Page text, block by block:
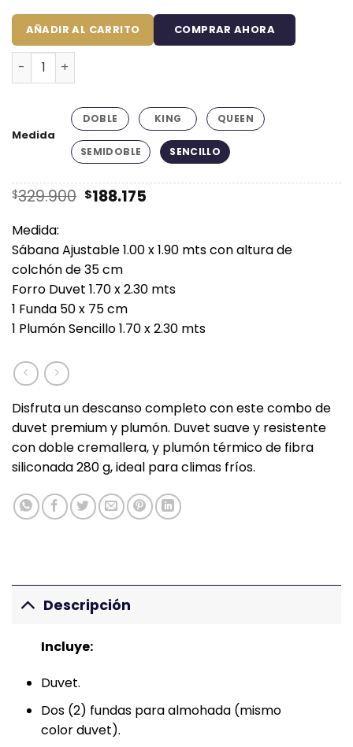
Medida
DOBLE KING QUEEN
SEMIDOBLE SENCILLO
Medida:
Sábana Ajustable 1.00 x 1.90 mts con altura de
colchón de 35 cm
Forro Duvet 1.70 x 2.30 mts
1 Funda 50 x 75 cm
1 Plumón Sencillo 1.70 x 2.30 mts
$329.900 El
era:
$329.900.
$188.175El
es:
$188.175.
Combo duvet más plumón azul oscuro embozado
AÑADIR AL CARRITO COMPRAR AHORA
Disfruta un descanso completo con este combo de
duvet premium y plumón. Duvet suave y resistente
con doble cremallera, y plumón térmico de fibra
siliconada 280 g, ideal para climas fríos.
Descripción
Incluye:
Duvet.
Dos (2) fundas para almohada (mismo
color duvet).